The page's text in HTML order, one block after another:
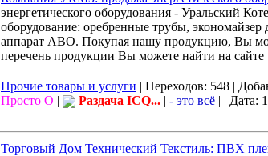
энергетического оборудования - Уральский
оборудование: оребренные трубы,
аппарат АВО. Покупая нашу продукцию, Вы
перечень продукции Вы можете найти на сайте
Прочие товары и услуги | Переходов: 548 |
Просто О | Раздача ICQ... | - это всё | | Дата:
Торговый Дом Технический Текстиль: ПВХ